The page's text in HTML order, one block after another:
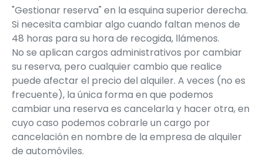
"Gestionar reserva" en la esquina superior derecha.
Si necesita cambiar algo cuando faltan menos de
48 horas para su hora de recogida, llámenos.
No se aplican cargos administrativos por cambiar
su reserva, pero cualquier cambio que realice
puede afectar el precio del alquiler. A veces (no es
frecuente), la única forma en que podemos
cambiar una reserva es cancelarla y hacer otra, en
cuyo caso podemos cobrarle un cargo por
cancelación en nombre de la empresa de alquiler
de automóviles.